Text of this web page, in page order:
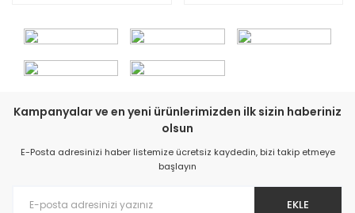
Kampanyalar ve en yeni ürünlerimizden ilk sizin haberiniz
olsun
E-Posta adresinizi haber listemize ücretsiz kaydedin, bizi takip etmeye
başlayın
EKLE